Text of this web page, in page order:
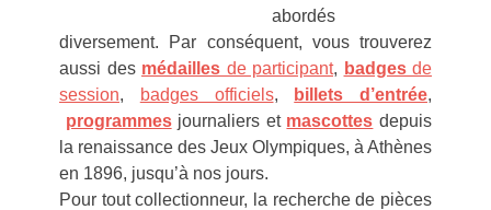
abordés
diversement. Par conséquent, vous trouverez
aussi des médailles de participant, badges de
session, badges officiels, billets d’entrée,
programmesjournaliers et mascottes depuis
la renaissance des Jeux Olympiques, à Athènes
en 1896, jusqu’à nos jours.
Pour tout collectionneur, la recherche de pièces